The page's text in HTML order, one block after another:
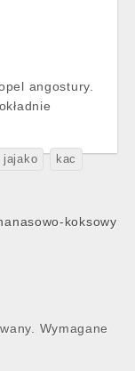
angostury.
jajako kac
koksowy
Wymagane